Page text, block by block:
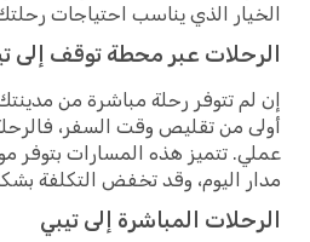
الخيار الذي يناسب احتياجات
الرحلات عبر محطة توقف إلى
إن لم تتوفر رحلة مباشرة من
أولى من تقليص وقت السفر،
عملي. تتميز هذه المسارات بتوفر
مدار اليوم، وقد تخفض التكلفة
الرحلات المباشرة إلى تيبي